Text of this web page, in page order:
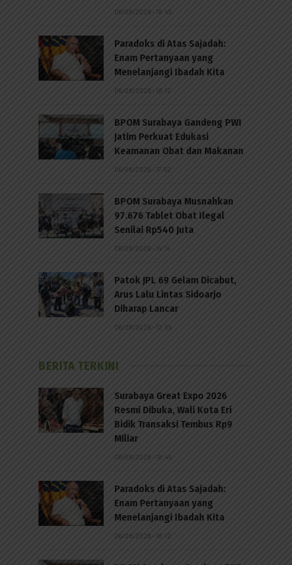
06/08/2026 - 18:45
Paradoks di Atas Sajadah:
Enam Pertanyaan yang
Menelanjangi Ibadah Kita
06/08/2026 - 18:12
BPOM Surabaya Gandeng PWI
Jatim Perkuat Edukasi
Keamanan Obat dan Makanan
06/08/2026 - 17:52
BPOM Surabaya Musnahkan
97.676 Tablet Obat Ilegal
Senilai Rp540 Juta
06/08/2026 - 14:14
Patok JPL 69 Gelam Dicabut,
Arus Lalu Lintas Sidoarjo
Diharap Lancar
06/08/2026 - 12:55
BERITA TERKINI
Surabaya Great Expo 2026
Resmi Dibuka, Wali Kota Eri
Bidik Transaksi Tembus Rp9
Miliar
06/08/2026 - 18:45
Paradoks di Atas Sajadah:
Enam Pertanyaan yang
Menelanjangi Ibadah Kita
06/08/2026 - 18:12